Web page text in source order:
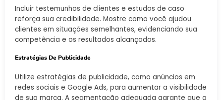
Incluir testemunhos de clientes e estudos de caso
reforça sua credibilidade. Mostre como você ajudou
clientes em situações semelhantes, evidenciando sua
competência e os resultados alcançados.
Estratégias De Publicidade
Utilize estratégias de publicidade, como anúncios em
redes sociais e Google Ads, para aumentar a visibilidade
de sua marca. A segmentação adequada garante que a